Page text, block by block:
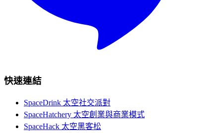
快速連結
SpaceDrink 太空社交派對
SpaceHatchery 太空創業與商業模式
SpaceHack 太空黑客松